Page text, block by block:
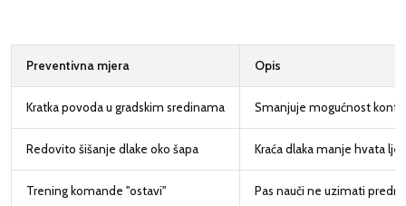
Preventivna mjera Opis
Kratka povoda u gradskim sredinama Smanjuje mogućnost
Redovito šišanje dlake oko šapa Kraća dlaka manje hvata
Trening komande "ostavi" Pas nauči ne uzimati